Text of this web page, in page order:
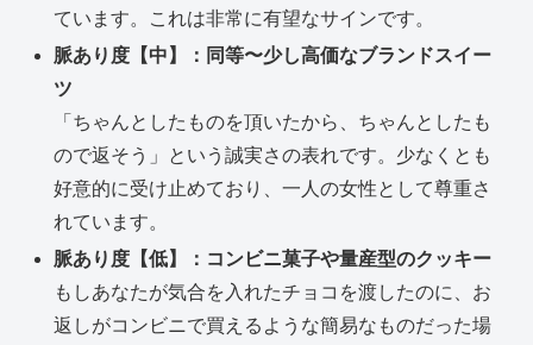
ています。これは非常に有望なサインです。
脈あり度【中】：同等〜少し高価なブランドスイー
ツ
「ちゃんとしたものを頂いたから、ちゃんとしたも
ので返そう」という誠実さの表れです。少なくとも
好意的に受け止めており、一人の女性として尊重さ
れています。
脈あり度【低】：コンビニ菓子や量産型のクッキー
もしあなたが気合を入れたチョコを渡したのに、お
返しがコンビニで買えるような簡易なものだった場